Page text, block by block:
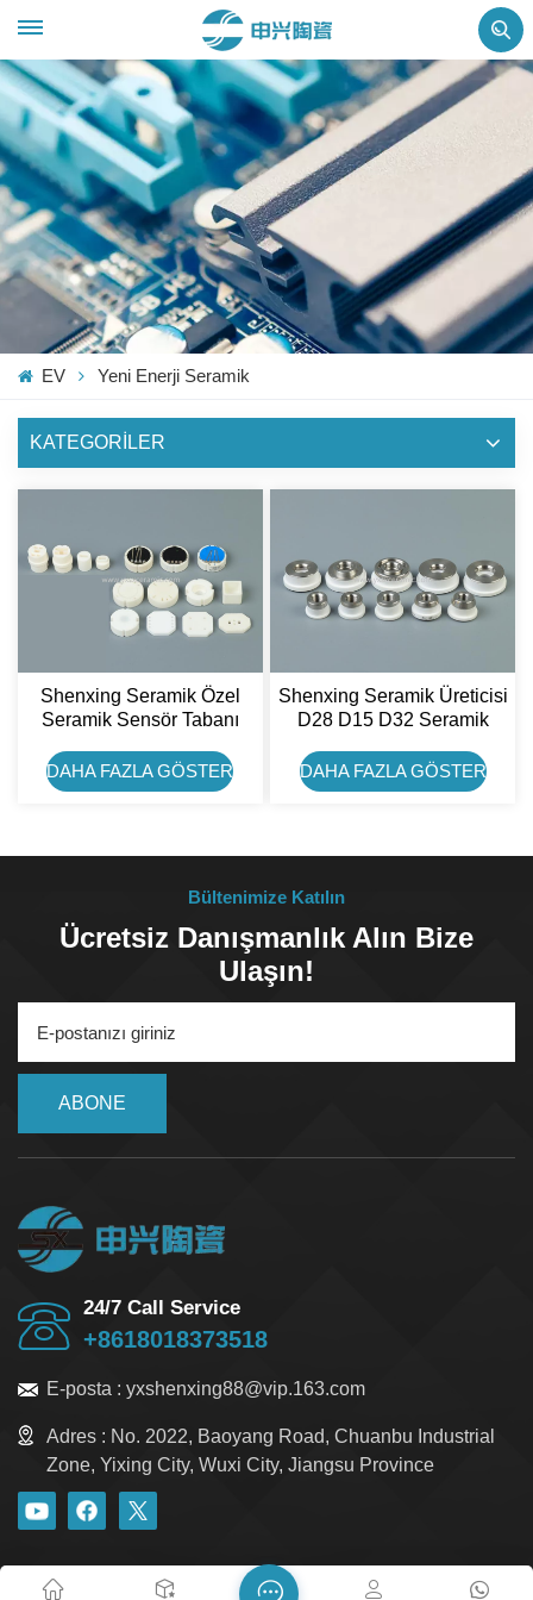
EV Yeni Enerji Seramik
KATEGORİLER
Shenxing Seramik Özel
Seramik Sensör Tabanı
DAHA FAZLA GÖSTER
Shenxing Seramik Üreticisi
D28 D15 D32 Seramik
DAHA FAZLA GÖSTER
Bültenimize Katılın
Ücretsiz Danışmanlık Alın Bize
Ulaşın!
ABONE
24/7 Call Service
+8618018373518
E-posta : yxshenxing88@vip.163.com
Adres : No. 2022, Baoyang Road, Chuanbu Industrial
Zone, Yixing City, Wuxi City, Jiangsu Province
Xml Gizlilik Politikası Site haritası